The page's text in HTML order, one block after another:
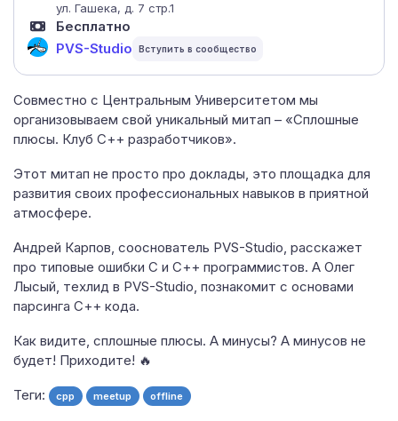
Совместно с Центральным Университетом мы
организовываем свой уникальный митап – «Сплошные
плюсы. Клуб С++ разработчиков».
Этот митап не просто про доклады, это площадка для
развития своих профессиональных навыков в приятной
атмосфере.
Андрей Карпов, сооснователь PVS-Studio, расскажет
про типовые ошибки С и С++ программистов. А Олег
Лысый, техлид в PVS-Studio, познакомит с основами
парсинга С++ кода.
Как видите, сплошные плюсы. А минусы? А минусов не
будет! Приходите! 🔥
Теги: cpp meetup offline
ул. Гашека, д. 7 стр.1
Бесплатно
PVS-Studio